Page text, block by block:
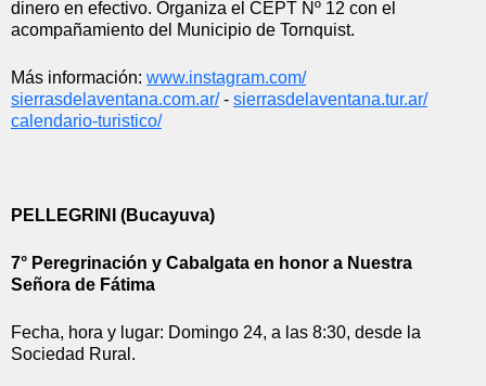
dinero en efectivo. Organiza el CEPT Nº 12 con el
acompañamiento del Municipio de Tornquist.
Más información: www.instagram.com/
sierrasdelaventana.com.ar/ - sierrasdelaventana.tur.ar/
calendario-turistico/
PELLEGRINI (Bucayuva)
7° Peregrinación y Cabalgata en honor a Nuestra
Señora de Fátima
Fecha, hora y lugar: Domingo 24, a las 8:30, desde la
Sociedad Rural.